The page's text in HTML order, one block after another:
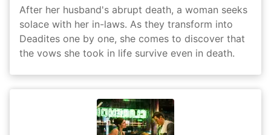
After her husband's abrupt death, a woman seeks
solace with her in-laws. As they transform into
Deadites one by one, she comes to discover that
the vows she took in life survive even in death.